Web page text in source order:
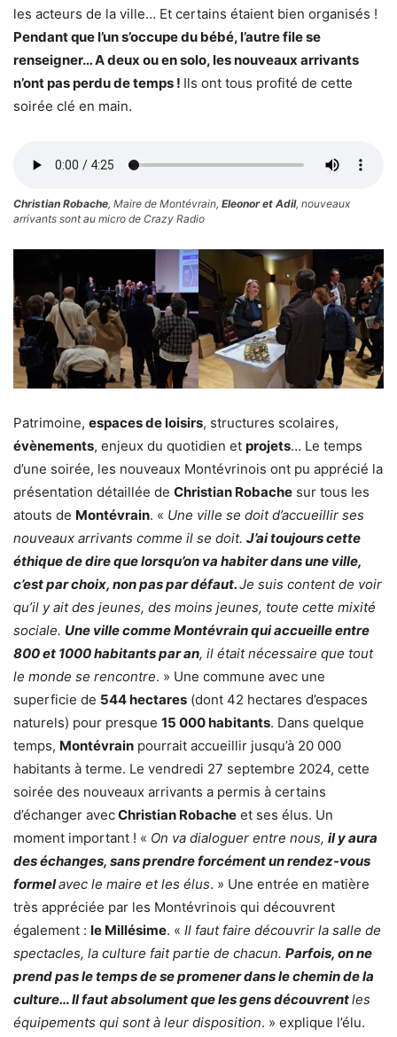
les acteurs de la ville… Et certains étaient bien organisés !
Pendant que l’un s’occupe du bébé, l’autre file se
renseigner… A deux ou en solo, les nouveaux arrivants
n’ont pas perdu de temps ! Ils ont tous profité de cette
soirée clé en main.
Christian Robache, Maire de Montévrain, Eleonor et Adil, nouveaux
arrivants sont au micro de Crazy Radio
Patrimoine, espaces de loisirs, structures scolaires,
évènements, enjeux du quotidien et projets… Le temps
d’une soirée, les nouveaux Montévrinois ont pu apprécié la
présentation détaillée de Christian Robache sur tous les
atouts de Montévrain. « Une ville se doit d’accueillir ses
nouveaux arrivants comme il se doit. J’ai toujours cette
éthique de dire que lorsqu’on va habiter dans une ville,
c’est par choix, non pas par défaut.Je suis content de voir
qu’il y ait des jeunes, des moins jeunes, toute cette mixité
sociale. Une ville comme Montévrain qui accueille entre
800 et 1000 habitants par an, il était nécessaire que tout
le monde se rencontre. » Une commune avec une
superficie de 544 hectares (dont 42 hectares d’espaces
naturels) pour presque 15 000 habitants. Dans quelque
temps, Montévrain pourrait accueillir jusqu’à 20 000
habitants à terme. Le vendredi 27 septembre 2024, cette
soirée des nouveaux arrivants a permis à certains
d’échanger avecChristian Robache et ses élus. Un
moment important ! « On va dialoguer entre nous, il y aura
des échanges, sans prendre forcément un rendez-vous
formelavec le maire et les élus. » Une entrée en matière
très appréciée par les Montévrinois qui découvrent
également : le Millésime. « Il faut faire découvrir la salle de
spectacles, la culture fait partie de chacun. Parfois, on ne
prend pas le temps de se promener dans le chemin de la
culture… Il faut absolument que les gens découvrentles
équipements qui sont à leur disposition. » explique l’élu.